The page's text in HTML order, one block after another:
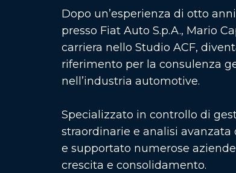
Dopo un’esperienza di otto
presso Fiat Auto S.p.A., Mario
carriera nello Studio ACF,
riferimento per la consulenza
nell’industria automotive.
Specializzato in controllo di
straordinarie e analisi
e supportato numerose
crescita e consolidamento.